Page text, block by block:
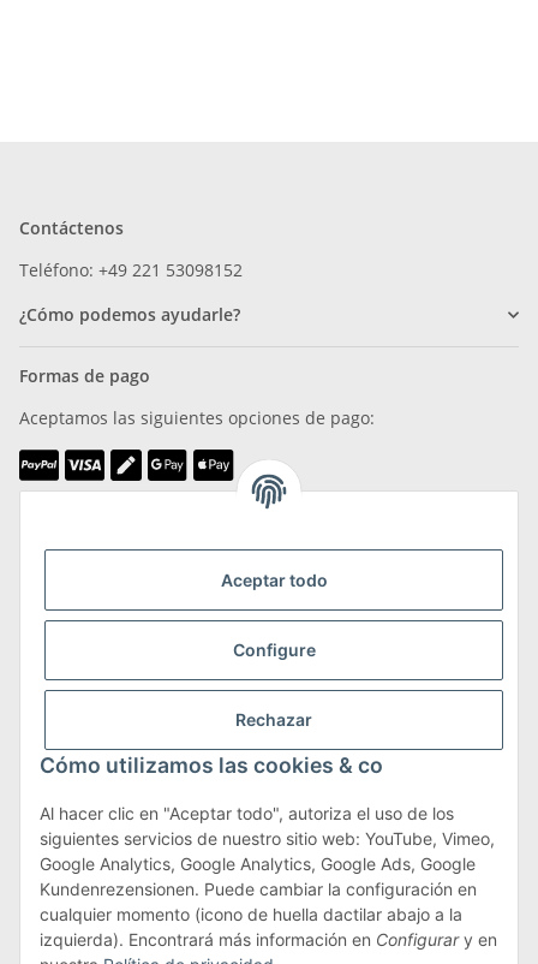
Aceptar todo
Configure
Rechazar
Cómo utilizamos las cookies & co
Al hacer clic en "Aceptar todo", autoriza el uso de los
siguientes servicios de nuestro sitio web: YouTube, Vimeo,
Google Analytics, Google Analytics, Google Ads, Google
Kundenrezensionen. Puede cambiar la configuración en
cualquier momento (icono de huella dactilar abajo a la
izquierda). Encontrará más información en Configurary en
Contáctenos
Teléfono: +49 221 53098152
¿Cómo podemos ayudarle?
Formas de pago
Aceptamos las siguientes opciones de pago:
Más información sobre transporte y devoluciones
Términos y condiciones
#global.withdrawalForm#